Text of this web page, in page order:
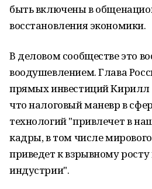
быть включены в
восстановления экономики.
В деловом сообществе это
воодушевлением. Глава
прямых инвестиций Кирилл
что налоговый маневр в
технологий "привлечет в
кадры, в том числе
приведет к взрывному росту
индустрии".